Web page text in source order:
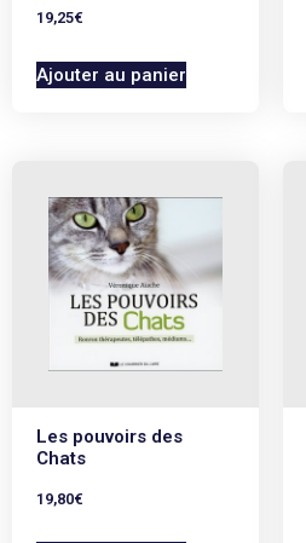
19,25€
Ajouter au panier
Les pouvoirs des
Chats
19,80€